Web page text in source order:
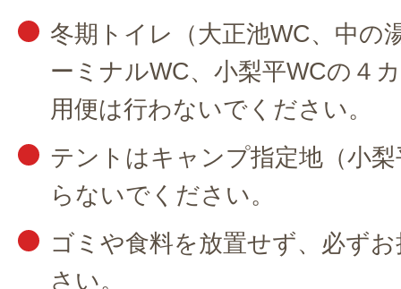
冬期トイレ（大正池WC、中の
ーミナルWC、小梨平WCの４
用便は行わないでください。
テントはキャンプ指定地（小
らないでください。
ゴミや食料を放置せず、必ず
さい。